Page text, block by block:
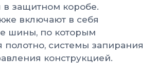
в защитном коробе.
включают в себя
шины, по которым
полотно, системы запирания
конструкцией.